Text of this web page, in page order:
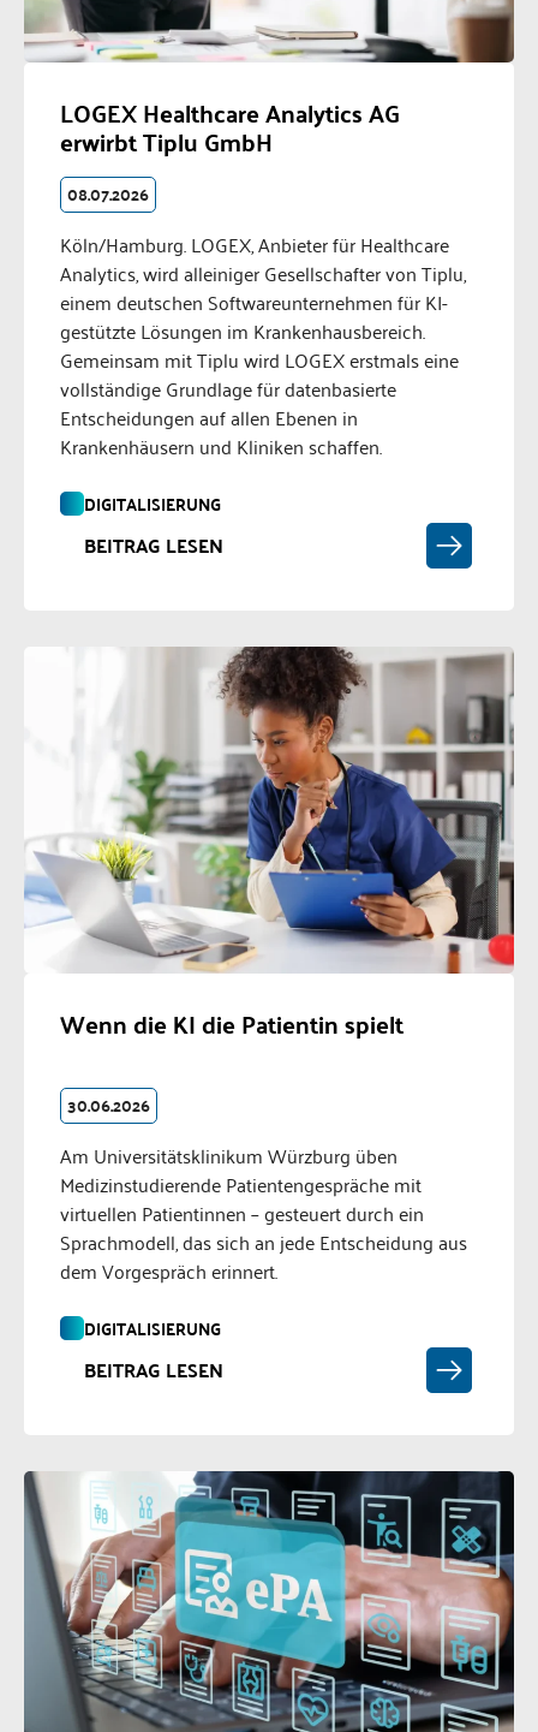
LOGEX Healthcare Analytics AG
erwirbt Tiplu GmbH
08.07.2026
Köln/Hamburg. LOGEX, Anbieter für Healthcare
Analytics, wird alleiniger Gesellschafter von Tiplu,
einem deutschen Softwareunternehmen für KI-
gestützte Lösungen im Krankenhausbereich.
Gemeinsam mit Tiplu wird LOGEX erstmals eine
vollständige Grundlage für datenbasierte
Entscheidungen auf allen Ebenen in
Krankenhäusern und Kliniken schaffen.
DIGITALISIERUNG
BEITRAG LESEN
Wenn die KI die Patientin spielt
30.06.2026
Am Universitätsklinikum Würzburg üben
Medizinstudierende Patientengespräche mit
virtuellen Patientinnen – gesteuert durch ein
Sprachmodell, das sich an jede Entscheidung aus
dem Vorgespräch erinnert.
DIGITALISIERUNG
BEITRAG LESEN